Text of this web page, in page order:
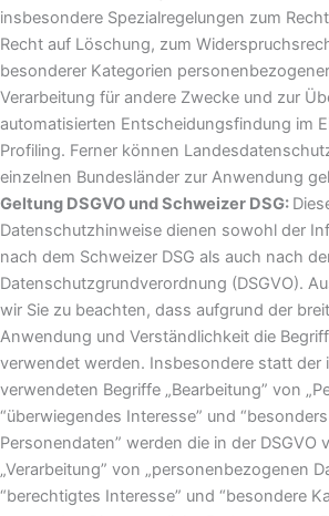
insbesondere Spezialregelungen zum
Recht auf Löschung, zum
besonderer Kategorien
Verarbeitung für andere Zwecke und zur
automatisierten Entscheidungsfindung im
Profiling. Ferner können
einzelnen Bundesländer zur Anwendung
Geltung DSGVO und Schweizer DSG:
Datenschutzhinweise dienen sowohl der
nach dem Schweizer DSG als auch nach
Datenschutzgrundverordnung (DSGVO).
wir Sie zu beachten, dass aufgrund der
Anwendung und Verständlichkeit die
verwendet werden. Insbesondere statt der
verwendeten Begriffe „Bearbeitung” von
“überwiegendes Interesse” und
Personendaten” werden die in der DSGVO
„Verarbeitung” von „personenbezogenen
“berechtigtes Interesse” und “besondere